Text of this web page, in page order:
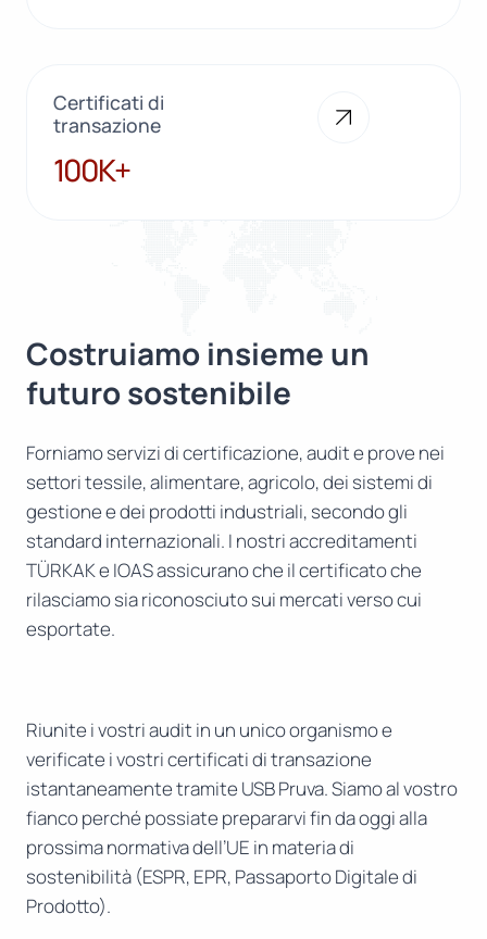
Certificati di
transazione
100K+
100K+
Costruiamo insieme un
futuro sostenibile
Forniamo servizi di certificazione, audit e prove nei
settori tessile, alimentare, agricolo, dei sistemi di
gestione e dei prodotti industriali, secondo gli
standard internazionali. I nostri accreditamenti
TÜRKAK e IOAS assicurano che il certificato che
rilasciamo sia riconosciuto sui mercati verso cui
esportate.
Riunite i vostri audit in un unico organismo e
verificate i vostri certificati di transazione
istantaneamente tramite USB Pruva. Siamo al vostro
fianco perché possiate prepararvi fin da oggi alla
prossima normativa dell’UE in materia di
sostenibilità (ESPR, EPR, Passaporto Digitale di
Prodotto).